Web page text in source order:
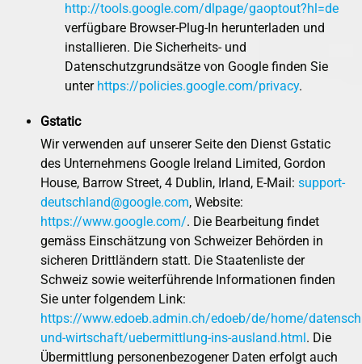
http://tools.google.com/dlpage/gaoptout?hl=de
verfügbare Browser-Plug-In herunterladen und
installieren. Die Sicherheits- und
Datenschutzgrundsätze von Google finden Sie
unter https://policies.google.com/privacy.
Gstatic
Wir verwenden auf unserer Seite den Dienst Gstatic
des Unternehmens Google Ireland Limited, Gordon
House, Barrow Street, 4 Dublin, Irland, E-Mail: support-
deutschland@google.com, Website:
https://www.google.com/. Die Bearbeitung findet
gemäss Einschätzung von Schweizer Behörden in
sicheren Drittländern statt. Die Staatenliste der
Schweiz sowie weiterführende Informationen finden
Sie unter folgendem Link:
https://www.edoeb.admin.ch/edoeb/de/home/
und-wirtschaft/uebermittlung-ins-ausland.html. Die
Übermittlung personenbezogener Daten erfolgt auch